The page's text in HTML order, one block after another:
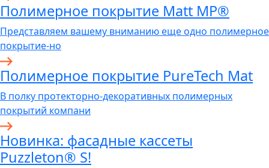
Полимерное покрытие Matt MP®
Представляем вашему вниманию еще одно полимерное
покрытие-но
Полимерное покрытие PureTech Mat
В полку протекторно-декоративных полимерных
покрытий компани
Новинка: фасадные кассеты
Puzzleton® S!